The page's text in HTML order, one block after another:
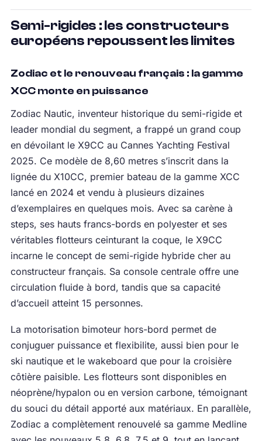
Semi-rigides : les constructeurs
européens repoussent les limites
Zodiac et le renouveau français : la gamme
XCC monte en puissance
Zodiac Nautic, inventeur historique du semi-rigide et
leader mondial du segment, a frappé un grand coup
en dévoilant le X9CC au Cannes Yachting Festival
2025. Ce modèle de 8,60 metres s’inscrit dans la
lignée du X10CC, premier bateau de la gamme XCC
lancé en 2024 et vendu à plusieurs dizaines
d’exemplaires en quelques mois. Avec sa carène à
steps, ses hauts francs-bords en polyester et ses
véritables flotteurs ceinturant la coque, le X9CC
incarne le concept de semi-rigide hybride cher au
constructeur français. Sa console centrale offre une
circulation fluide à bord, tandis que sa capacité
d’accueil atteint 15 personnes.
La motorisation bimoteur hors-bord permet de
conjuguer puissance et flexibilite, aussi bien pour le
ski nautique et le wakeboard que pour la croisière
côtière paisible. Les flotteurs sont disponibles en
néoprène/hypalon ou en version carbone, témoignant
du souci du détail apporté aux matériaux. En parallèle,
Zodiac a complètement renouvelé sa gamme Medline